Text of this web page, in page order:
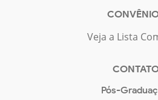
Veja a Lista
Pós-